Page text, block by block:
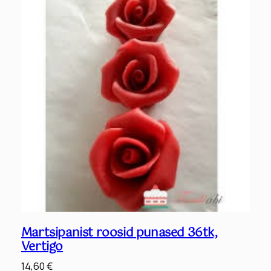
Martsipanist roosid punased 36tk,
Vertigo
14,60€